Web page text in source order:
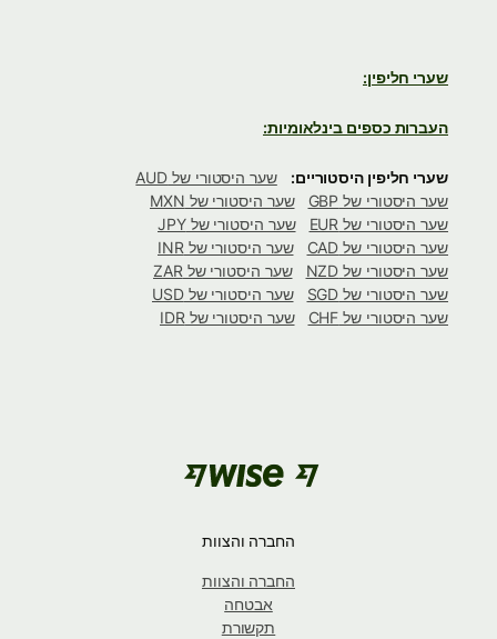
שערי חליפין:
העברות כספים בינלאומיות:
שערי חליפין היסטוריים:
שער היסטורי של AUD
שער היסטורי של GBP
שער היסטורי של MXN
שער היסטורי של EUR
שער היסטורי של JPY
שער היסטורי של CAD
שער היסטורי של INR
שער היסטורי של NZD
שער היסטורי של ZAR
שער היסטורי של SGD
שער היסטורי של USD
שער היסטורי של CHF
שער היסטורי של IDR
החברה והצוות
החברה והצוות
אבטחה
תקשורת